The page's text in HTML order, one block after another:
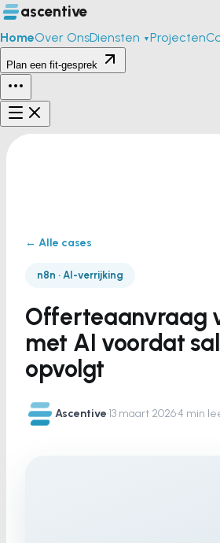
ascentive
HomeOver OnsDiensten ▼Projecten
Plan een fit-gesprek
← Alle cases
n8n · AI-verrijking
Offerteaanvraag
met AI voordat
opvolgt
Ascentive·13 maart 2026·4 min